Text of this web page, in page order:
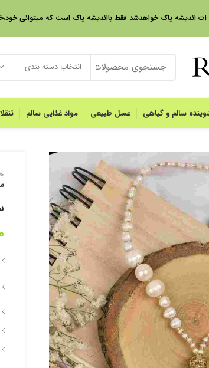
ات اندیشه پاک خواهدشد فقط بااندیشه پاک است که میتوانی
انتخاب دسته بندی
سالم و گیاهی عسل طبیعی مواد غذایی سالم